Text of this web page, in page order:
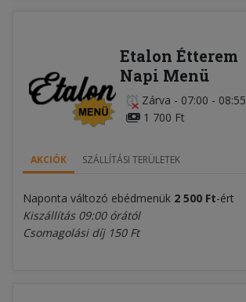
Etalon Étterem
Napi Menü
Zárva - 07:00 - 08:55
1 700 Ft
AKCIÓK SZÁLLÍTÁSI TERÜLETEK
Naponta változó ebédmenük 2 500 Ft-ért
Kiszállítás 09:00 órától
Csomagolási díj 150 Ft